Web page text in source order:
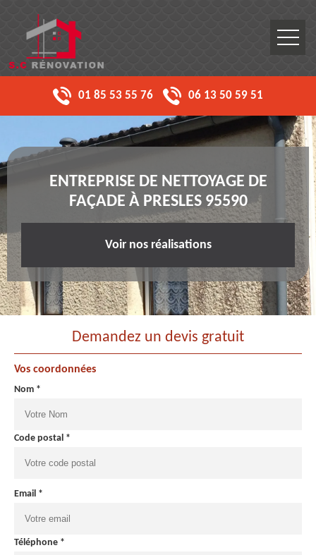
01 85 53 55 76 06 13 50 59 51
ENTREPRISE DE NETTOYAGE DE
FAÇADE À PRESLES 95590
Voir nos réalisations
Demandez un devis gratuit
Vos coordonnées
Nom *
Code postal *
Email *
Téléphone *